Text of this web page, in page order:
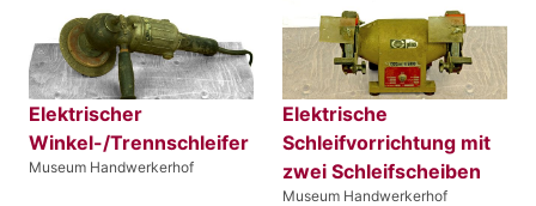
Elektrischer
Winkel-/Trennschleifer
Museum Handwerkerhof
Elektrische
Schleifvorrichtung mit
zwei Schleifscheiben
Museum Handwerkerhof